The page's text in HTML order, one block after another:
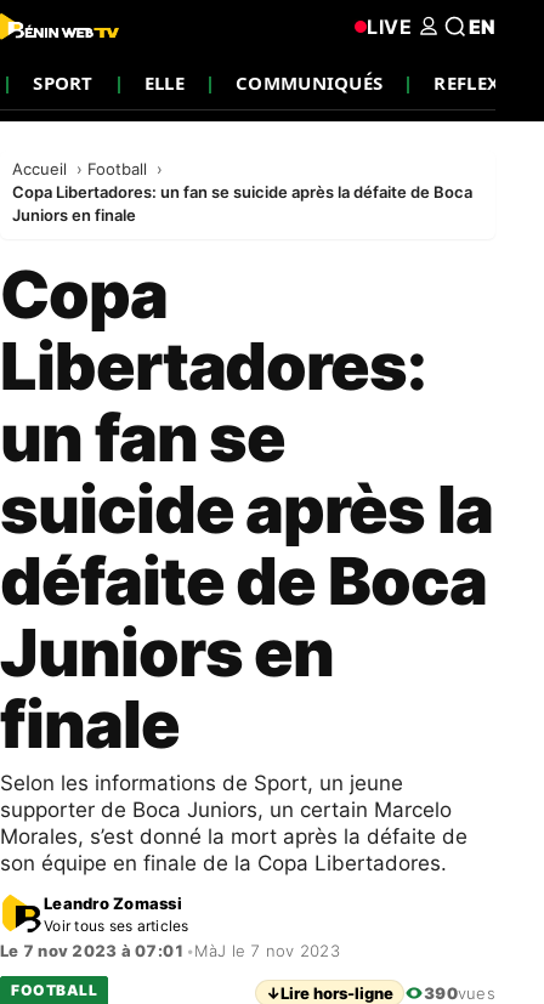
SPORT ELLE COMMUNIQUÉS REFLEXION
LIVE EN
Accueil
Football
Copa Libertadores: un fan se suicide après la défaite de Boca
Juniors en finale
Copa
Libertadores:
un fan se
suicide après la
défaite de Boca
Juniors en
finale
Selon les informations de Sport, un jeune
supporter de Boca Juniors, un certain Marcelo
Morales, s’est donné la mort après la défaite de
son équipe en finale de la Copa Libertadores.
Leandro Zomassi
Voir tous ses articles
Le 7 nov 2023 à 07:01 •MàJ le 7 nov 2023
FOOTBALL ↓Lire hors-ligne 390vues